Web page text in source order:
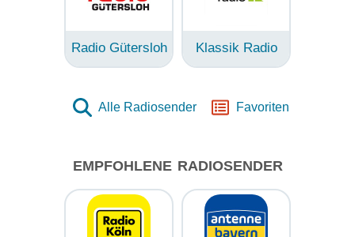
Radio Gütersloh Klassik Radio
Alle Radiosender Favoriten
EMPFOHLENE RADIOSENDER